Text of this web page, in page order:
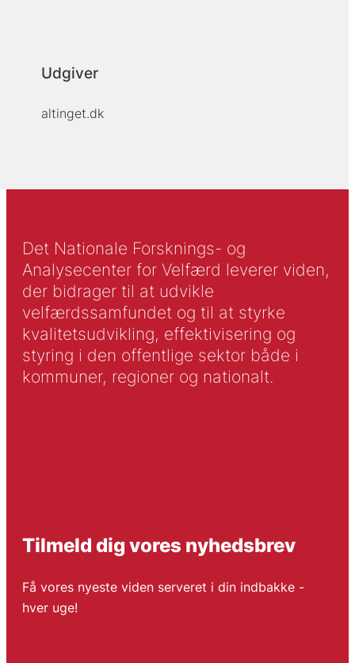
Udgiver
altinget.dk
Det Nationale Forsknings- og
Analysecenter for Velfærd leverer viden,
der bidrager til at udvikle
velfærdssamfundet og til at styrke
kvalitetsudvikling, effektivisering og
styring i den offentlige sektor både i
kommuner, regioner og nationalt.
Tilmeld dig vores nyhedsbrev
Få vores nyeste viden serveret i din indbakke -
hver uge!